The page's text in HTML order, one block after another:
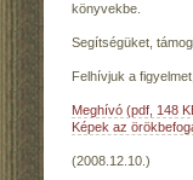
könyvekbe.
Segítségüket,
Felhívjuk a
Meghívó (pdf, 148
Képek az
(2008.12.10.)